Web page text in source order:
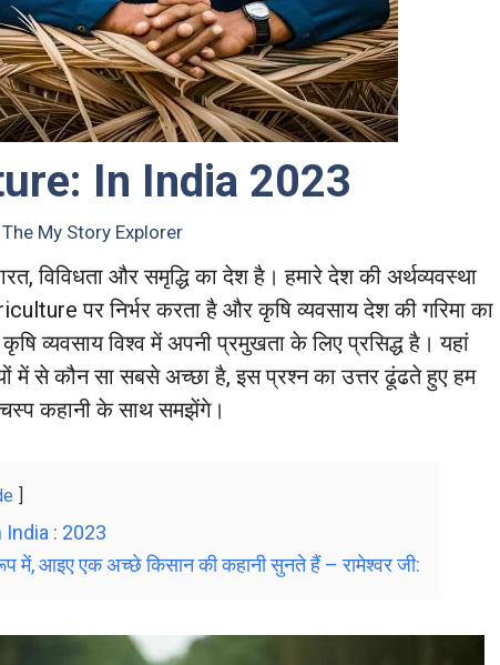
In India 2023
The My Story Explorer
विविधता और समृद्धि का देश है। हमारे देश की अर्थव्यवस्था
पर निर्भर करता है और कृषि व्यवसाय देश की गरिमा का
व्यवसाय विश्व में अपनी प्रमुखता के लिए प्रसिद्ध है। यहां
में से कौन सा सबसे अच्छा है, इस प्रश्न का उत्तर ढूंढते हुए हम
कहानी के साथ समझेंगे।
: 2023
में, आइए एक अच्छे किसान की कहानी सुनते हैं – रामेश्वर जी: